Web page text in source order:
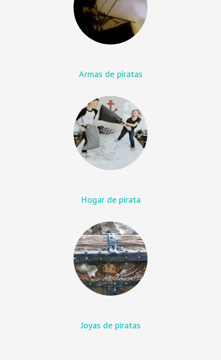
Armas de piratas
Hogar de pirata
Joyas de piratas